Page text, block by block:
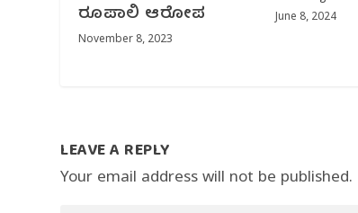
ರೂಪಾಲಿ ಆರೋಪ
November 8, 2023
June 8, 2024
LEAVE A REPLY
Your email address will not be published.